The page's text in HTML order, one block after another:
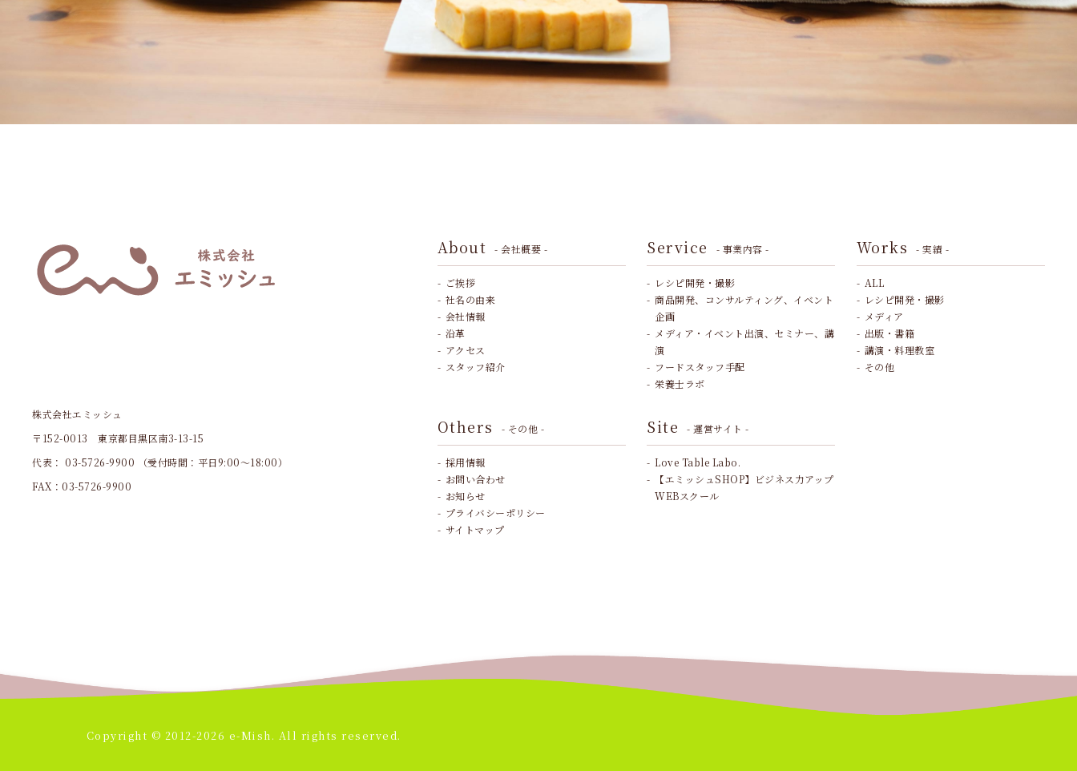
株式会社エミッシュ
〒152-0013 東京都目黒区南3-13-15
代表： 03-5726-9900 （受付時間：平日9:00～18:00）
FAX：03-5726-9900
About - 会社概要 -
ご挨拶
社名の由来
会社情報
沿革
アクセス
スタッフ紹介
Service - 事業内容 -
レシピ開発・撮影
商品開発、コンサルティング、イベント
企画
メディア・イベント出演、セミナー、講
演
フードスタッフ手配
栄養士ラボ
Works - 実績 -
ALL
レシピ開発・撮影
メディア
出版・書籍
講演・料理教室
その他
Others - その他 -
採用情報
お問い合わせ
お知らせ
プライバシーポリシー
サイトマップ
Site - 運営サイト -
Love Table Labo.
【エミッシュSHOP】ビジネス力アップ
WEBスクール
Copyright © 2012-2026 e-Mish. All rights reserved.